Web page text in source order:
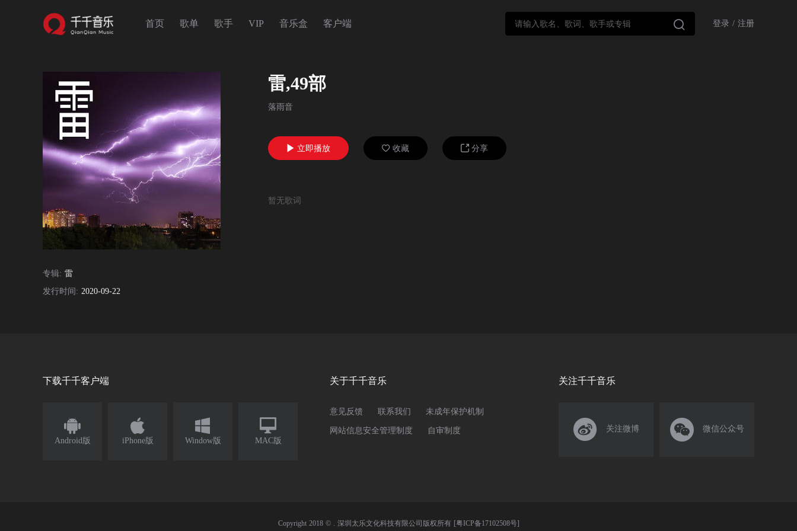
首页 歌单 歌手 VIP 音乐盒 客户端  登录 / 注册
专辑: 雷
发行时间: 2020-09-22
雷,49部
落雨音
 立即播放  收藏  分享
暂无歌词
下载千千客户端

Android版

iPhone版

Window版

MAC版
关于千千音乐
意见反馈 联系我们 未成年保护机制
网站信息安全管理制度 自审制度
关注千千音乐
 关注微博  微信公众号
Copyright 2018 © . 深圳太乐文化科技有限公司版权所有 [粤ICP备17102508号]